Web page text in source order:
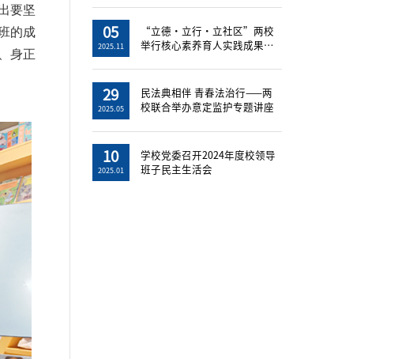
要坚
的成
身正
05
2025.11
“立德・立行・立社区”两校
举行核心素养育人实践成果展
29
2025.05
民法典相伴 青春法治行——两
校联合举办意定监护专题讲座
10
2025.01
学校党委召开2024年度校领导
班子民主生活会